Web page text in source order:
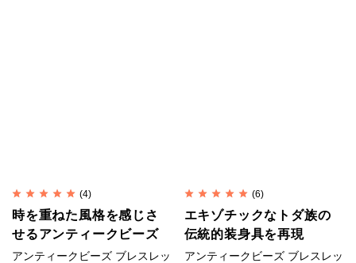
す。
一般的な装飾品は銀92.5%＋銅7.5%の合金が用いられ
ます。
(4)
時を重ねた風格を感じさ
せるアンティークビーズ
アンティークビーズ ブレスレッ
(6)
エキゾチックなトダ族の
伝統的装身具を再現
アンティークビーズ ブレスレッ